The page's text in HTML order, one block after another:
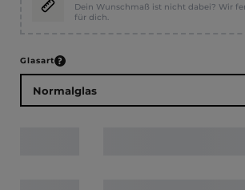
Dein Wunschmaß ist nicht dabei? Wir
für dich.
Glasartauswählen